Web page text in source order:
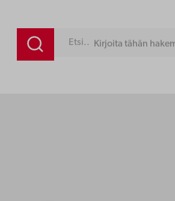
Kirjoita tähän hakemasi!